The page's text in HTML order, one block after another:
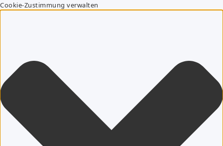
Cookie-Zustimmung verwalten